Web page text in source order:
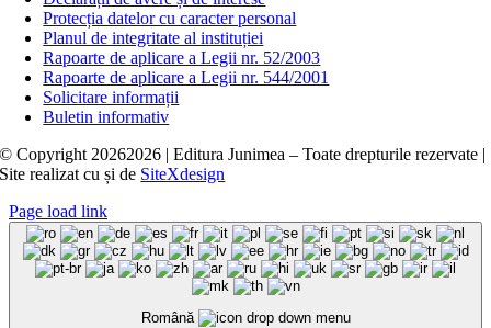
Protecția datelor cu caracter personal
Planul de integritate al instituției
Rapoarte de aplicare a Legii nr. 52/2003
Rapoarte de aplicare a Legii nr. 544/2001
Solicitare informații
Buletin informativ
© Copyright 20262026 | Editura Junimea – Toate drepturile rezervate |
Site realizat cușide SiteXdesign
Page load link
Română